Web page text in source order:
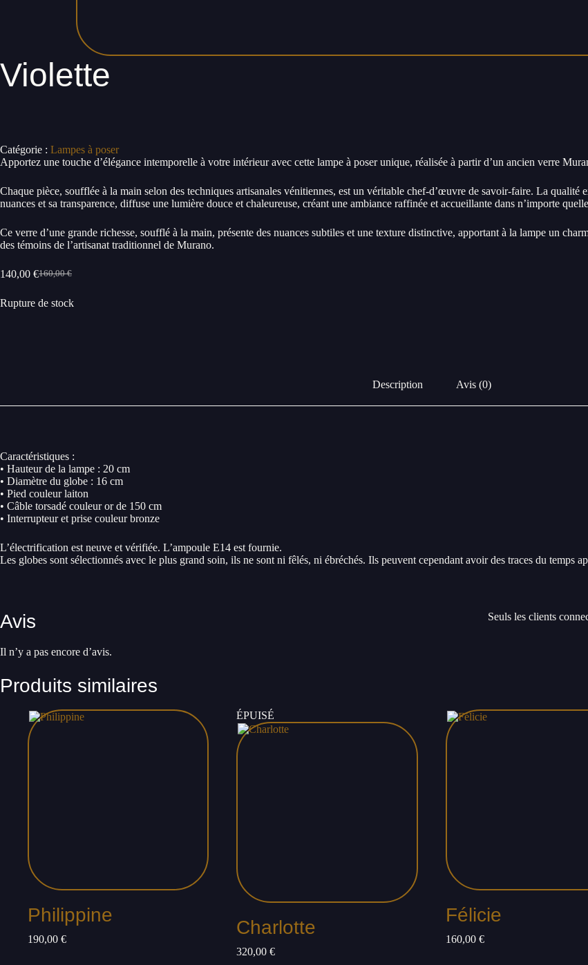
Violette
Catégorie : Lampes à poser
Apportez une touche d’élégance intemporelle à votre intérieur avec cette lampe à poser unique, réalisée à partir d’un ancien verre
Chaque pièce, soufflée à la main selon des techniques artisanales vénitiennes, est un véritable chef-d’œuvre de savoir-faire. La qualité
nuances et sa transparence, diffuse une lumière douce et chaleureuse, créant une ambiance raffinée et accueillante dans n’importe
Ce verre d’une grande richesse, soufflé à la main, présente des nuances subtiles et une texture distinctive, apportant à la lampe un
des témoins de l’artisanat traditionnel de Murano.
160,00€
Le
initial
140,00 €Le
actuel
Rupture de stock
Description Avis (0)
Caractéristiques :
• Hauteur de la lampe : 20 cm
• Diamètre du globe : 16 cm
• Pied couleur laiton
• Câble torsadé couleur or de 150 cm
• Interrupteur et prise couleur bronze
L’électrification est neuve et vérifiée. L’ampoule E14 est fournie.
Les globes sont sélectionnés avec le plus grand soin, ils ne sont ni fêlés, ni ébréchés. Ils peuvent cependant avoir des traces du temps
Avis
Il n’y a pas encore d’avis.
Seuls les clients
Produits similaires
Philippine
190,00 €
ÉPUISÉ
Charlotte
320,00€
Félicie
160,00 €